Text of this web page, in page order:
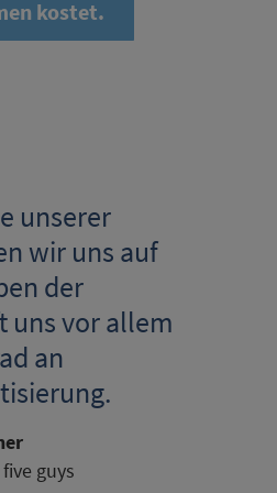
kostet.
unserer
wir uns auf
der
vor allem
an
guys